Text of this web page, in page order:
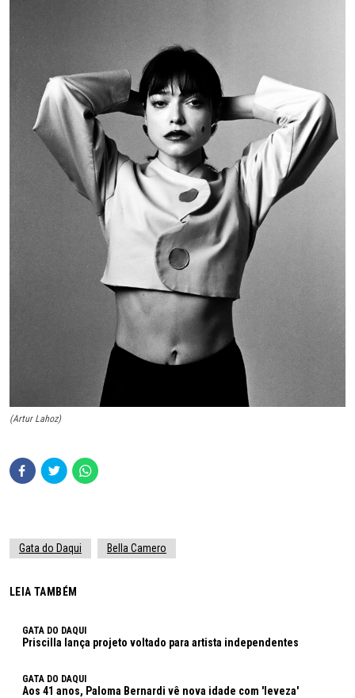
(Artur Lahoz)
Gata do Daqui Bella Camero
LEIA TAMBÉM
GATA DO DAQUI
Priscilla lança projeto voltado para artista independentes
GATA DO DAQUI
Aos 41 anos, Paloma Bernardi vê nova idade com 'leveza'